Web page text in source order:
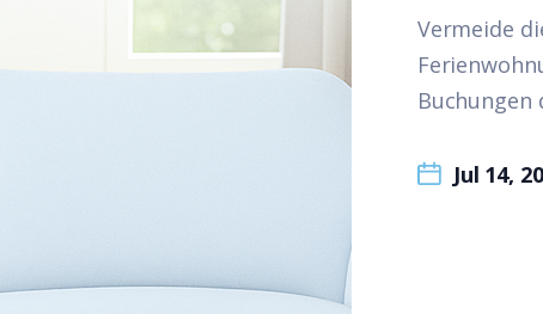
Vermeide
Buchungen
Jul 14,